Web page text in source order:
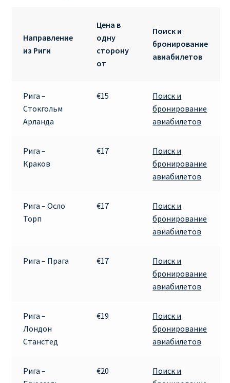
Направление
из Риги
Цена в
одну
сторону
от
Поиск и
бронирование
авиабилетов
Рига –
Стокгольм
Арланда
€15
Поиск и
бронирование
авиабилетов
Рига –
Краков
€17
Поиск и
бронирование
авиабилетов
Рига – Осло
Торп
€17
Поиск и
бронирование
авиабилетов
Рига – Прага €17
Поиск и
бронирование
авиабилетов
Рига –
Лондон
Станстед
€19
Поиск и
бронирование
авиабилетов
Рига –
€20
Поиск и